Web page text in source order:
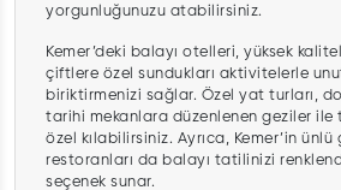
yorgunluğunuzu atabilirsiniz.
Kemer’deki balayı otelleri, yüksek
çiftlere özel sundukları aktivitelerle
biriktirmenizi sağlar. Özel yat turları,
tarihi mekanlara düzenlenen geziler
özel kılabilirsiniz. Ayrıca, Kemer’in ünlü
restoranları da balayı tatilinizi
seçenek sunar.